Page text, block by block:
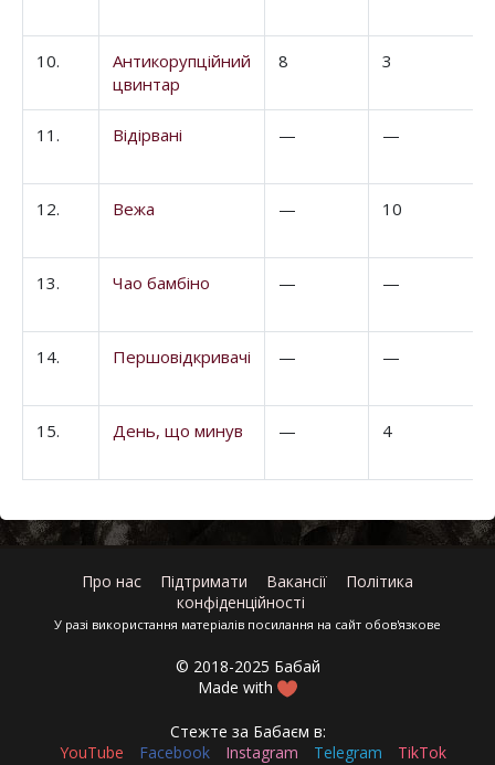
10.
Антикорупційний
цвинтар
8 3
11. Відірвані — —
12. Вежа — 10
13. Чао бамбіно — —
14. Першовідкривачі — —
15. День, що минув — 4
Про нас Підтримати Вакансії
Політика
конфіденційності
У разі використання матеріалів посилання на сайт обов'язкове
© 2018-2025 Бабай
Made with
Стежте за Бабаєм в:
YouTube
Facebook Instagram Telegram TikTok